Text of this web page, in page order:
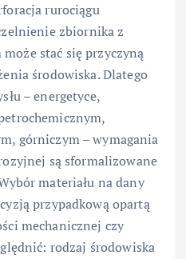
rurociągu
zbiornika z
stać się przyczyną
środowiska. Dlatego
– energetyce,
górniczym – wymagania
są sformalizowane
materiału na dany
przypadkową opartą
mechanicznej czy
rodzaj środowiska